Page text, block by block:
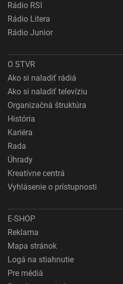
Rádio RSI
Rádio Litera
Rádio Junior
O STVR
Ako si naladiť rádiá
Ako si naladiť televíziu
Organizačná štruktúra
História
Kariéra
Rada
Úhrady
Kreatívne centrá
Vyhlásenie o prístupnosti
E-SHOP
Reklama
Mapa stránok
Logá na stiahnutie
Pre médiá